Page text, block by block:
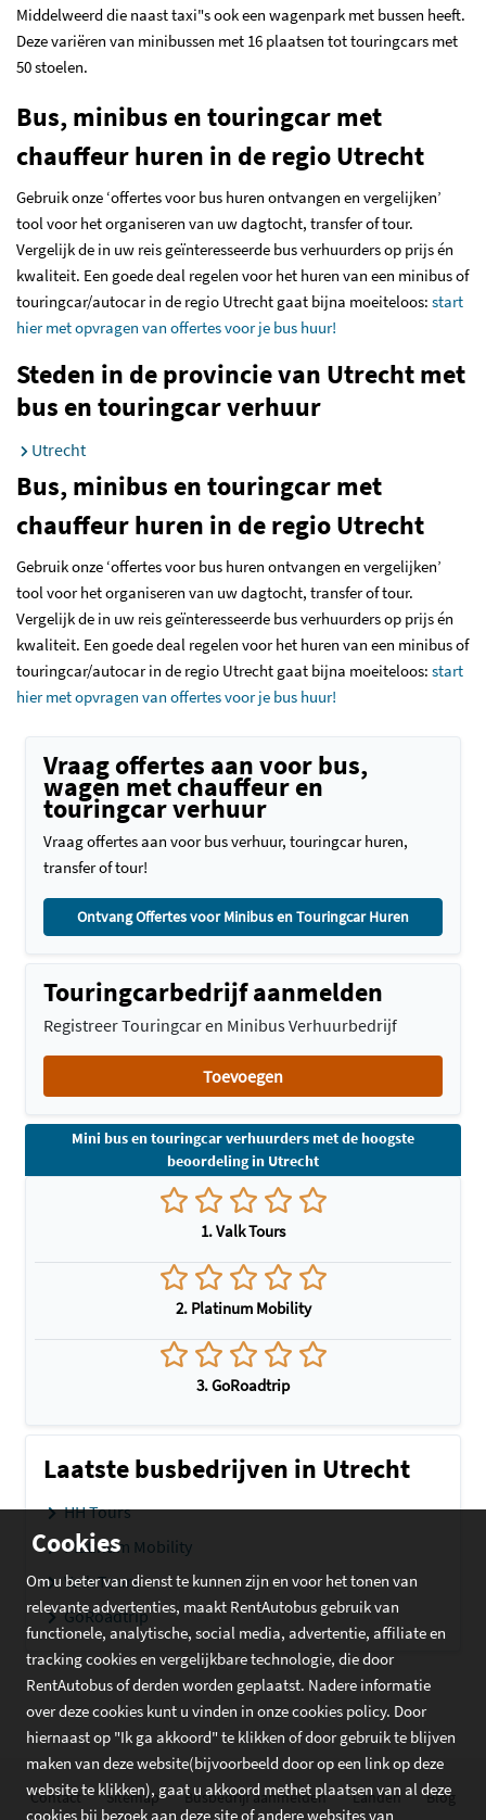
Cookies
Om u beter van dienst te kunnen zijn en voor het tonen van
relevante advertenties, maakt RentAutobus gebruik van
functionele, analytische, social media, advertentie, affiliate en
tracking cookies en vergelijkbare technologie, die door
RentAutobus of derden worden geplaatst. Nadere informatie
over deze cookies kunt u vinden in onze cookies policy. Door
hiernaast op "Ik ga akkoord" te klikken of door gebruik te blijven
maken van deze website(bijvoorbeeld door op een link op deze
website te klikken), gaat u akkoord methet plaatsen van al deze
cookies bij bezoek aan deze site of andere websites van
Middelweerd die naast taxi"s ook een wagenpark met bussen heeft.
Deze variëren van minibussen met 16 plaatsen tot touringcars met
50 stoelen.
Bus, minibus en touringcar met
chauffeur huren in de regio Utrecht
Gebruik onze ‘offertes voor bus huren ontvangen en vergelijken’
tool voor het organiseren van uw dagtocht, transfer of tour.
Vergelijk de in uw reis geïnteresseerde bus verhuurders op prijs én
kwaliteit. Een goede deal regelen voor het huren van een minibus of
touringcar/autocar in de regio Utrecht gaat bijna moeiteloos: start
hier met opvragen van offertes voor je bus huur!
Steden in de provincie van Utrecht met
bus en touringcar verhuur
Utrecht
Bus, minibus en touringcar met
chauffeur huren in de regio Utrecht
Gebruik onze ‘offertes voor bus huren ontvangen en vergelijken’
tool voor het organiseren van uw dagtocht, transfer of tour.
Vergelijk de in uw reis geïnteresseerde bus verhuurders op prijs én
kwaliteit. Een goede deal regelen voor het huren van een minibus of
touringcar/autocar in de regio Utrecht gaat bijna moeiteloos: start
hier met opvragen van offertes voor je bus huur!
Vraag offertes aan voor bus,
wagen met chauffeur en
touringcar verhuur
Vraag offertes aan voor bus verhuur, touringcar huren,
transfer of tour!
Ontvang Offertes voor Minibus en Touringcar Huren
Touringcarbedrijf aanmelden
Registreer Touringcar en Minibus Verhuurbedrijf
Toevoegen
Mini bus en touringcar verhuurders met de hoogste
beoordeling in Utrecht
1. Valk Tours
2. Platinum Mobility
3. GoRoadtrip
Laatste busbedrijven in Utrecht
HH Tours
Platinum Mobility
Valk Tours
GoRoadtrip
Contact Sitemap Busbedrijf aanmelden Landen Blog